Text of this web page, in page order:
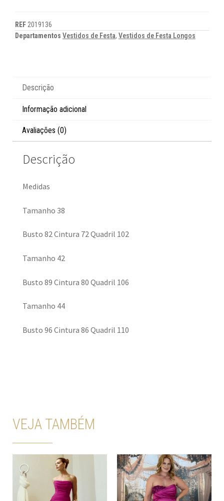
REF2019136
Departamentos Vestidos de Festa, Vestidos de Festa Longos
Descrição
Informação adicional
Avaliações (0)
Descrição
Medidas
Tamanho 38
Busto 82 Cintura 72 Quadril 102
Tamanho 42
Busto 89 Cintura 80 Quadril 106
Tamanho 44
Busto 96 Cintura 86 Quadril 110
VEJA TAMBÉM